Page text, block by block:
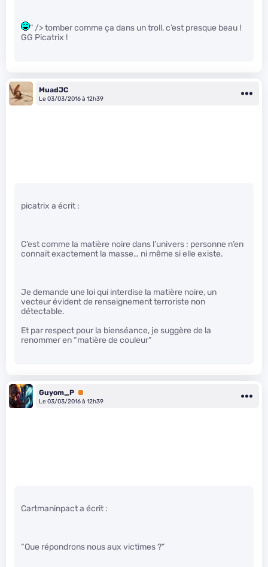
" /> tomber comme ça dans un troll, c’est presque beau !
GG Picatrix !
MuadJC
Le 03/03/2016 à 12h39
picatrix a écrit :
C’est comme la matière noire dans l’univers : personne n’en
connait exactement la masse… ni même si elle existe.
Je demande une loi qui interdise la matière noire, un
vecteur évident de renseignement terroriste non
détectable.
Et par respect pour la bienséance, je suggère de la
renommer en “matière de couleur”
Guyom_P Premium
Le 03/03/2016 à 12h39
Cartmaninpact a écrit :
“Que répondrons nous aux victimes ?”